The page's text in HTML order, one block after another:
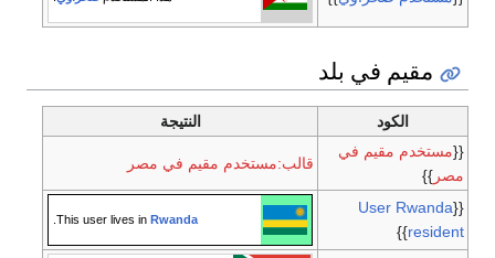
مقيم في بلد
الكود
النتيجة
{{مستخدم مقيم في
مصر }}
قالب:مستخدم مقيم في مصر
{{
User Rwanda
resident
}}
This user lives in Rwanda